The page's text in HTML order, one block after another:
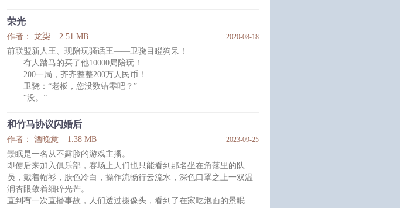
凌将夜：“？”
夏白歪了歪脑袋，身后出现一个个虎视眈眈的死尸，再次礼貌问：“你
的尸体可以给我吗？”
凌将夜沉默了。
夏白和同伴被其他玩家关在停尸间，阴风卷起满屋尸体上的白布。
同伴：“我心跳好快。”
夏白：“我也是。”
荣光
作者： 龙柒 2.51 MB 2020-08-18
前联盟新人王、现陪玩骚话王——卫骁目瞪狗呆！
有人踏马的买了他10000局陪玩！
200一局，齐齐整整200万人民币！
卫骁：“老板，您没数错零吧？”
“没。”
“嗯。”
卫骁玄幻了，就在他以为自己碰上傻子冤大头，连哄带骗玩得开
心时他知道了对方身份。
这竟然是他的前队长、那位冠军拿到手软、人人闻之丧胆的联赛
大魔王陆封！
卫骁：“对不起打扰了告辞！”
陆封拎住想跑的小混蛋：“玩够没有，玩够了就回来训练！
后来卫骁一战成
和竹马协议闪婚后
作者： 酒晚意 1.38 MB 2023-09-25
景眠是一名从不露脸的游戏主播。
即使后来加入俱乐部，赛场上人们也只能看到那名坐在角落里的队
员，戴着帽衫，肤色冷白，操作流畅行云流水，深色口罩之上一双温
润杏眼敛着细碎光芒。
直到有一次直播事故，人们透过摄像头，看到了在家吃泡面的景眠。